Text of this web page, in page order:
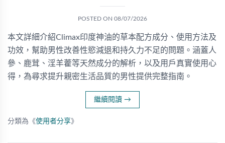
POSTED ON 08/07/2026
本文詳細介紹Climax印度神油的草本配方成分、使用方法及
功效，幫助男性改善性慾減退和持久力不足的問題。涵蓋人
參、鹿茸、淫羊藿等天然成分的解析，以及用戶真實使用心
得，為尋求提升親密生活品質的男性提供完整指南。
繼續閱讀 →
分類為《使用者分享》